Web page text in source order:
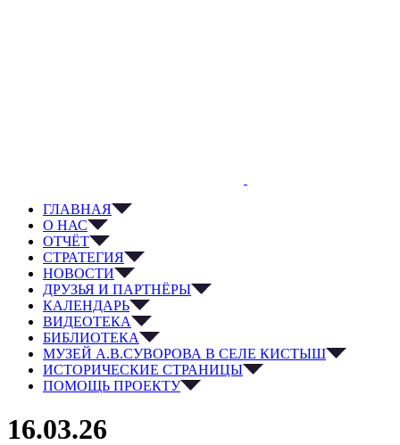
ГЛАВНАЯ
О НАС
ОТЧЁТ
СТРАТЕГИЯ
НОВОСТИ
ДРУЗЬЯ И ПАРТНЁРЫ
КАЛЕНДАРЬ
ВИДЕОТЕКА
БИБЛИОТЕКА
МУЗЕЙ А.В.СУВОРОВА В СЕЛЕ КИСТЫШ
ИСТОРИЧЕСКИЕ СТРАНИЦЫ
ПОМОЩЬ ПРОЕКТУ
16.03.26